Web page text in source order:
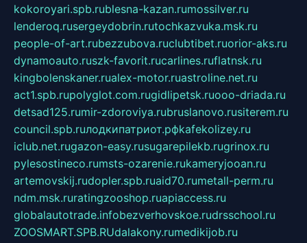
kokoroyari.spb.rublesna-kazan.rumossilver.ru
lenderoq.rusergeydobrin.rutochkazvuka.msk.ru
people-of-art.rubezzubova.ruclubtibet.ruorior-aks.ru
dynamoauto.ruszk-favorit.rucarlines.ruflatnsk.ru
kingbolenskaner.rualex-motor.ruastroline.net.ru
act1.spb.rupolyglot.com.rugidlipetsk.ruooo-driada.ru
detsad125.rumir-zdoroviya.rubruslanovo.rusiterem.ru
council.spb.ruлодкипатриот.рфkafekolizey.ru
iclub.net.rugazon-easy.rusugarepilekb.rugrinox.ru
pylesostineco.rumsts-ozarenie.rukameryjooan.ru
artemovskij.rudopler.spb.ruaid70.rumetall-perm.ru
ndm.msk.ruratingzooshop.ruapiaccess.ru
globalautotrade.infobezverhovskoe.rudrsschool.ru
ZOOSMART.SPB.RUdalakony.rumedikijob.ru